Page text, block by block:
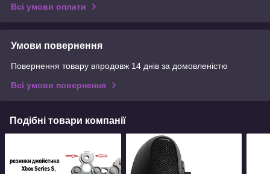
Всі умови оплати
Умови повернення
Повернення товару впродовж 14 днів за домовленістю
Всі умови повернення
Подібні товари компанії